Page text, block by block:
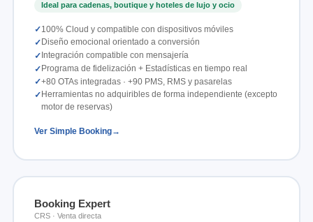
Ideal para cadenas, boutique y hoteles de lujo y ocio
100% Cloud y compatible con dispositivos móviles
Diseño emocional orientado a conversión
Integración compatible con mensajería
Programa de fidelización + Estadísticas en tiempo real
+80 OTAs integradas · +90 PMS, RMS y pasarelas
Herramientas no adquiribles de forma independiente (excepto
motor de reservas)
Ver Simple Booking
Booking Expert
CRS · Venta directa